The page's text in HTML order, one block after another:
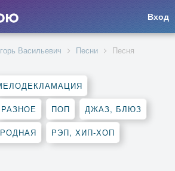
Вход
Васильевич Песни
Песня
РАЗНОЕ ПОП ДЖАЗ, БЛЮЗ
РЭП, ХИП-ХОП